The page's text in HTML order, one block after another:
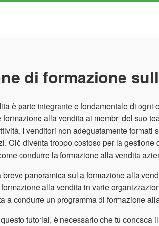
di formazione
è parte integrante e fondamentale di
alla vendita ai membri del suo
I venditori non adeguatamente
Ciò diventa troppo costoso per la
condurre la formazione alla vendita
breve panoramica sulla formazione alla
alla vendita in varie
a condurre un programma di formazione
tutorial, è necessario che tu